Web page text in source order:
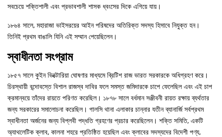
সবচেয়ে শক্তিশালী এবং প্রভাবশালী শাসক ধ্বংসের দিকে এগিয়ে যায়।
১৮৬৪ সালে, মহারাজা ভাইসরয়ের আইন পরিষদের অতিরিক্ত সদস্য হিসাবে নিযুক্ত হন।
তিনিই প্রথম বাঙালি যিনি এই সম্মান পেয়েছিলেন।
স্বাধীনতা সংগ্রাম
১৮৫৭ সালে কুইন ভিক্টোরিয়া ঘোষণার মাধ্যমে ব্রিটিশ রাজ ভারত সরকারকে অধিগ্রহণ করে।
চিরস্থায়ী বন্দোবস্তে বিশাল রাজস্ব দাবির ফলে সমস্ত জমিদারকে চাপে ফেলেছিল এবং এই চাপ
ক্রমান্বয়ে তাঁদের রায়তে পরিণত করেছিল। ১৮৭৮ সালে বর্ধমান সঞ্জীবনী রায়ত রক্ষায় ব্যর্থতার
জন্য সরকারের সমালোচনা করেছিল। গালসি থানা এলাকার চান্নার যতীন ব্যানার্জি সর্বপ্রথম
স্বাধীনতা অর্জনের জন্য বিপ্লবী পদ্ধতি গ্রহণের প্রচার করেছিলেন। শক্তি সমিতি, একটি
অ্যাথলেটিক ক্লাব, কালনা শহরে প্রতিষ্ঠিত হয়েছিল এবং ক্লাবের সদস্যদের বিদেশী পণ্য,